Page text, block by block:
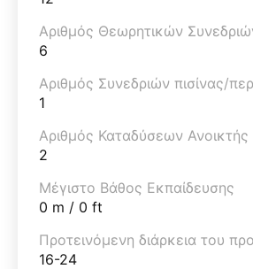
Αριθμός Θεωρητικών
6
1
Αριθμός Καταδύσεων
2
Μέγιστο Βάθος Εκπαίδευσης
0 m / 0 ft
Προτεινόμενη διάρκεια του
16-24